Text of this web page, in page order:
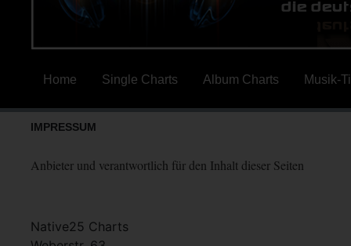
Home Single Charts Album Charts Musik-
IMPRESSUM
Anbieter und verantwortlich für den Inhalt dieser Seiten
Native25 Charts